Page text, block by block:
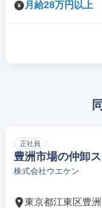
月給28万円以上
正社員
豊洲市場の仲卸
株式会社ウエケン
東京都江東区豊洲